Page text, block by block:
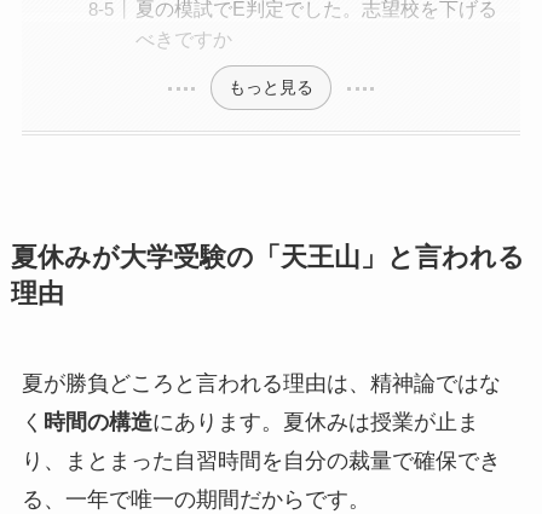
夏の模試でE判定でした。志望校を下げる
べきですか
もっと見る
夏休みが大学受験の「天王山」と言われる
理由
夏が勝負どころと言われる理由は、精神論ではな
く 時間の構造にあります。夏休みは授業が止ま
り、まとまった自習時間を自分の裁量で確保でき
る、一年で唯一の期間だからです。